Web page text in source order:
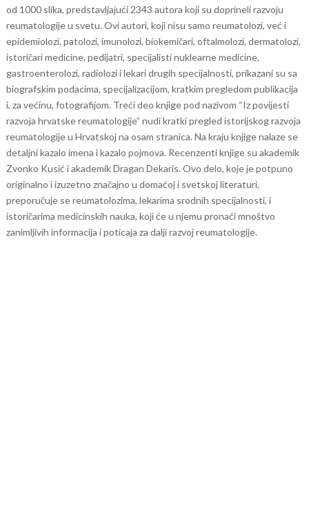
od 1000 slika, predstavljajući 2343 autora koji su doprineli razvoju
reumatologije u svetu. Ovi autori, koji nisu samo reumatolozi, već i
epidemiolozi, patolozi, imunolozi, biokemičari, oftalmolozi, dermatolozi,
istoričari medicine, pedijatri, specijalisti nuklearne medicine,
gastroenterolozi, radiolozi i lekari drugih specijalnosti, prikazani su sa
biografskim podacima, specijalizacijom, kratkim pregledom publikacija
i, za većinu, fotografijom. Treći deo knjige pod nazivom “Iz povijesti
razvoja hrvatske reumatologije” nudi kratki pregled istorijskog razvoja
reumatologije u Hrvatskoj na osam stranica. Na kraju knjige nalaze se
detaljni kazalo imena i kazalo pojmova. Recenzenti knjige su akademik
Zvonko Kusić i akademik Dragan Dekaris. Ovo delo, koje je potpuno
originalno i izuzetno značajno u domaćoj i svetskoj literaturi,
preporučuje se reumatolozima, lekarima srodnih specijalnosti, i
istoričarima medicinskih nauka, koji će u njemu pronaći mnoštvo
zanimljivih informacija i poticaja za dalji razvoj reumatologije.